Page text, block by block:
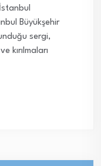
Büyükşehir
sergi,
kırılmaları